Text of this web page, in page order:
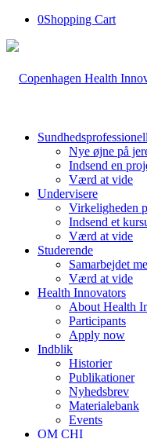
0Shopping Cart
Nye øjne på
Indsend en
Værd at vide
Undervisere
Virkeligheden
Indsend et
Værd at vide
Studerende
Samarbejdet
Værd at vide
Health Innovators
About Health
Participants
Apply now
Indblik
Historier
Publikationer
Nyhedsbrev
Materialebank
Events
OM CHI